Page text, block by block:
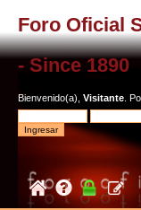
Foro Oficial
- Since 1890
Bienvenido(a), Visitante .